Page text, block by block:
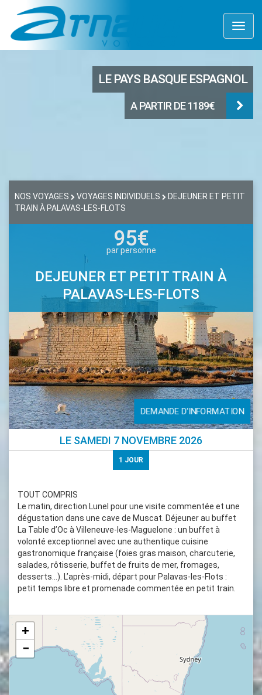
LE PAYS BASQUE ESPAGNOL
A PARTIR DE 1189€
NOS VOYAGES VOYAGES INDIVIDUELS
DEJEUNER ET PETIT
TRAIN À PALAVAS-LES-FLOTS
95€
par personne
DEJEUNER ET PETIT TRAIN À
PALAVAS-LES-FLOTS
DEMANDE D'INFORMATION
LE SAMEDI 7 NOVEMBRE 2026
1 JOUR
TOUT COMPRIS
Le matin, direction Lunel pour une visite commentée et une
dégustation dans une cave de Muscat. Déjeuner au buffet
La Table d’Oc à Villeneuve-les-Maguelone : un buffet à
volonté exceptionnel avec une authentique cuisine
gastronomique française (foies gras maison, charcuterie,
salades, rôtisserie, buffet de fruits de mer, fromages,
desserts…). L’après-midi, départ pour Palavas-les-Flots :
petit temps libre et promenade commentée en petit train.
+
−